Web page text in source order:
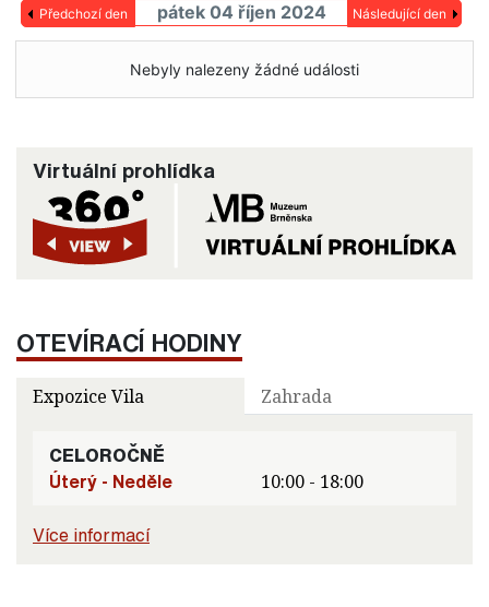
Předchozí den pátek 04 říjen 2024 Následující den
Nebyly nalezeny žádné události
Virtuální prohlídka
OTEVÍRACÍ HODINY
Expozice Vila Zahrada
CELOROČNĚ
Úterý - Neděle
10:00 - 18:00
Více informací